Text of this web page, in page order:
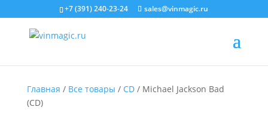
+7 (391) 240-23-24 sales@vinmagic.ru
Главная / Все товары / CD/ Michael Jackson Bad
(CD)